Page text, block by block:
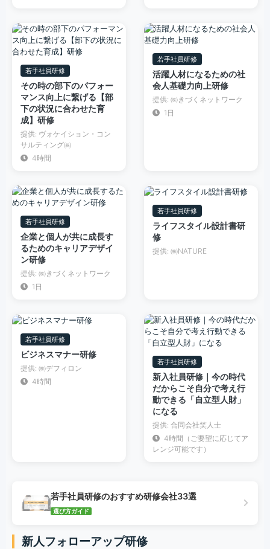
若手社員研修
その時の部下のパフォー
マンス向上に繋げる【部
下の状況に合わせた育
成】研修
提供: ヴォケイション・コン
サルティング㈱
4時間
若手社員研修
活躍人材になるための社
会人基礎力向上研修
提供: ㈱きづくネットワーク
1日
若手社員研修
企業と個人が共に成長す
るためのキャリアデザイ
ン研修
提供: ㈱きづくネットワーク
1日
若手社員研修
ライフスタイル設計書研
修
提供: ㈱NATURE
若手社員研修
ビジネスマナー研修
提供: ㈱デフィロン
4時間
若手社員研修
新入社員研修｜今の時代
だからこそ自分で考え行
動できる「自立型人財」
になる
提供: 合同会社笑人士
4時間（ご要望に応じてア
レンジ可能です）
若手社員研修のおすすめ研修会社33選
選び方ガイド
新人フォローアップ研修